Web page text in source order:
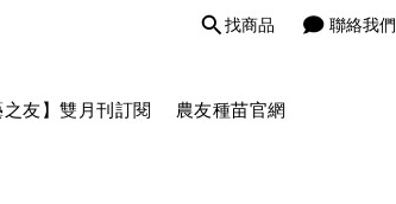
找商品 聯絡我們
之友】雙月刊訂閱 農友種苗官網